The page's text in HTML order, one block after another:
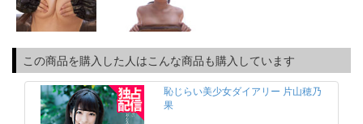
この商品を購入した人はこんな商品も購入しています
恥じらい美少女ダイアリー 片山穂乃
果